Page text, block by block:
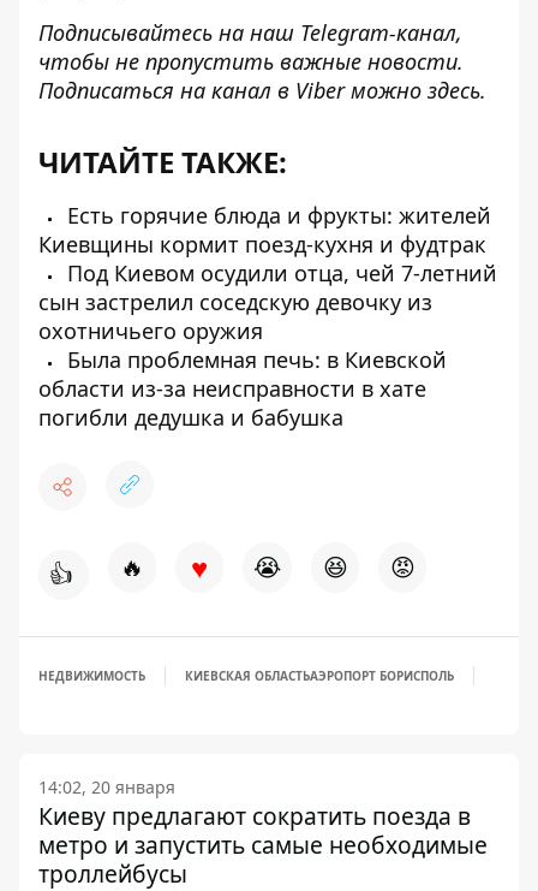
Подписывайтесь на наш Telegram-канал,
чтобы не пропустить важные новости.
Подписаться на канал в Viber можно здесь.
ЧИТАЙТЕ ТАКЖЕ:
Есть горячие блюда и фрукты: жителей
Киевщины кормит поезд-кухня и фудтрак
Под Киевом осудили отца, чей 7-летний
сын застрелил соседскую девочку из
охотничьего оружия
Была проблемная печь: в Киевской
области из-за неисправности в хате
погибли дедушка и бабушка
👍 🔥 ♥ 😭 😆 😡
НЕДВИЖИМОСТЬ КИЕВСКАЯ ОБЛАСТЬАЭРОПОРТ БОРИСПОЛЬ
14:02, 20 января
Киеву предлагают сократить поезда в
метро и запустить самые необходимые
троллейбусы